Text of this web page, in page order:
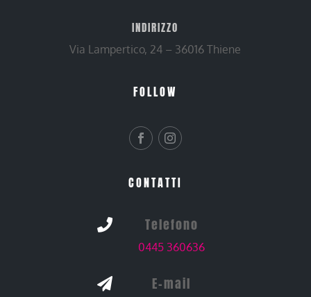
INDIRIZZO
Via Lampertico, 24 – 36016 Thiene
FOLLOW
CONTATTI
 Telefono
0445 360636
 E-mail